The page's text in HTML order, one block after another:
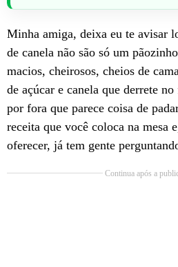
Minha amiga, deixa eu te avisar
de canela não são só um
macios, cheirosos, cheios de
de açúcar e canela que derrete
por fora que parece coisa de
receita que você coloca na mesa
oferecer, já tem gente
Continua após a